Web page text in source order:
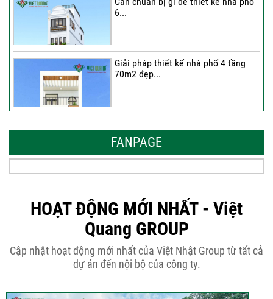
6...
Giải pháp thiết kế nhà phố 4 tầng
70m2 đẹp...
đẹp, sang...
50m2...
Những điều cần biết khi thiết kế nhà
phố 5...
FANPAGE
HOẠT ĐỘNG MỚI NHẤT - Việt
Quang GROUP
Cập nhật hoạt động mới nhất của Việt Nhật Group từ tất cả
dự án đến nội bộ của công ty.